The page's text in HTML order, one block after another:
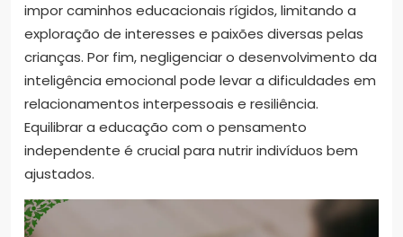
impor caminhos educacionais rígidos, limitando a
exploração de interesses e paixões diversas pelas
crianças. Por fim, negligenciar o desenvolvimento da
inteligência emocional pode levar a dificuldades em
relacionamentos interpessoais e resiliência.
Equilibrar a educação com o pensamento
independente é crucial para nutrir indivíduos bem
ajustados.